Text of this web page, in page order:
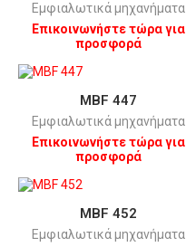
Εμφιαλωτικά μηχανήματα
Επικοινωνήστε τώρα για
προσφορά
MBF 447
Εμφιαλωτικά μηχανήματα
Επικοινωνήστε τώρα για
προσφορά
MBF 452
Εμφιαλωτικά μηχανήματα